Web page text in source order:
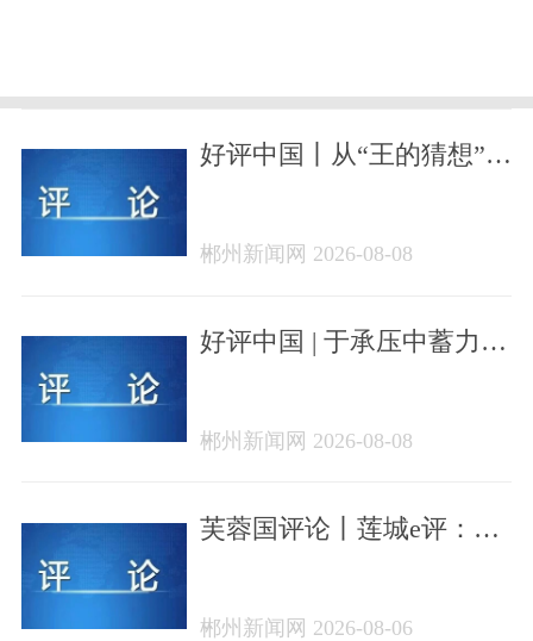
好评中国丨从“王的猜想”看
郴州新闻网 2026-08-08
好评中国 | 于承压中蓄力向
量发展底气
郴州新闻网 2026-08-08
芙蓉国评论丨莲城e评：聚
郴州新闻网 2026-08-06